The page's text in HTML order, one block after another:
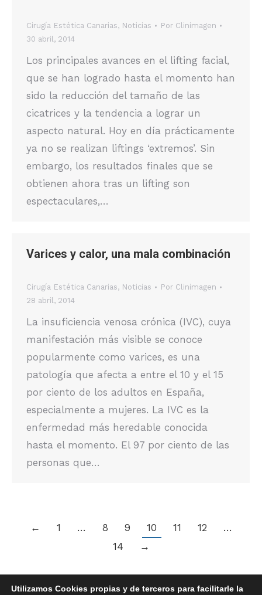
Cirugía Estética Canarias, Noticias Por Clinimagen
30 abril, 2014
Los principales avances en el lifting facial,
que se han logrado hasta el momento han
sido la reducción del tamaño de las
cicatrices y la tendencia a lograr un
aspecto natural. Hoy en día prácticamente
ya no se realizan liftings ‘extremos’. Sin
embargo, los resultados finales que se
obtienen ahora tras un lifting son
espectaculares,…
Varices y calor, una mala combinación
Cirugía Estética Canarias, Noticias Por Clinimagen
28 abril, 2014
La insuficiencia venosa crónica (IVC), cuya
manifestación más visible se conoce
popularmente como varices, es una
patología que afecta a entre el 10 y el 15
por ciento de los adultos en España,
especialmente a mujeres. La IVC es la
enfermedad más heredable conocida
hasta el momento. El 97 por ciento de las
personas que…
← 1 … 8 9 10 11 12
…
14
→
Utilizamos Cookies propias y de terceros para facilitarle la